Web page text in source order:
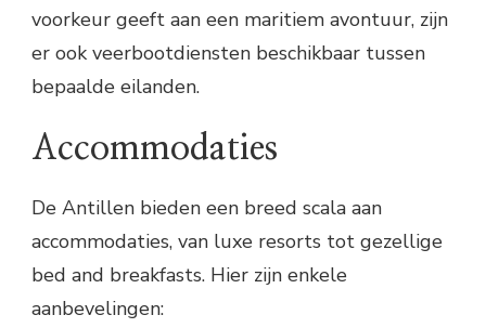
voorkeur geeft aan een maritiem avontuur, zijn
er ook veerbootdiensten beschikbaar tussen
bepaalde eilanden.
Accommodaties
De Antillen bieden een breed scala aan
accommodaties, van luxe resorts tot gezellige
bed and breakfasts. Hier zijn enkele
aanbevelingen: